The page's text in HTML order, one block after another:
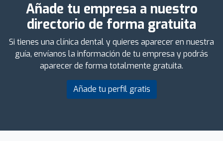
Añade tu empresa a nuestro
directorio de forma gratuita
Si tienes una clínica dental y quieres aparecer en nuestra
guía, envíanos la información de tu empresa y podrás
aparecer de forma totalmente gratuita.
Añade tu perfil gratis